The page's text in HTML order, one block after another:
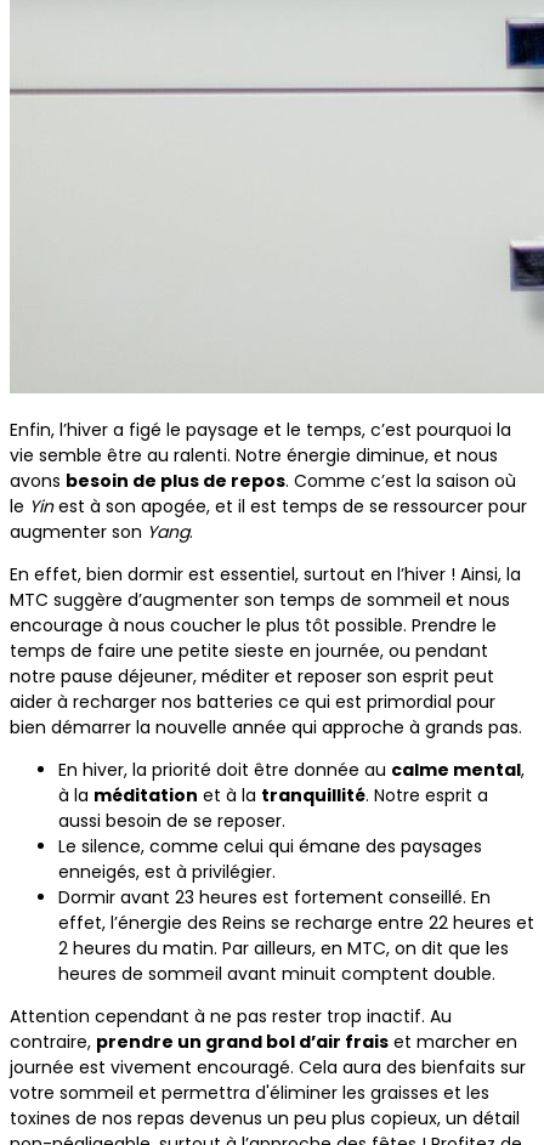
Enfin, l’hiver a figé le paysage et le temps, c’est pourquoi la
vie semble être au ralenti. Notre énergie diminue, et nous
avons besoin de plus de repos. Comme c’est la saison où
le Yinest à son apogée, et il est temps de se ressourcer pour
augmenter son Yang.
En effet, bien dormir est essentiel, surtout en l’hiver ! Ainsi, la
MTC suggère d’augmenter son temps de sommeil et nous
encourage à nous coucher le plus tôt possible. Prendre le
temps de faire une petite sieste en journée, ou pendant
notre pause déjeuner, méditer et reposer son esprit peut
aider à recharger nos batteries ce qui est primordial pour
bien démarrer la nouvelle année qui approche à grands pas.
En hiver, la priorité doit être donnée au calme mental,
à la méditation et à la tranquillité. Notre esprit a
aussi besoin de se reposer.
Le silence, comme celui qui émane des paysages
enneigés, est à privilégier.
Dormir avant 23 heures est fortement conseillé. En
effet, l’énergie des Reins se recharge entre 22 heures et
2 heures du matin. Par ailleurs, en MTC, on dit que les
heures de sommeil avant minuit comptent double.
Attention cependant à ne pas rester trop inactif. Au
contraire, prendre un grand bol d’air frais et marcher en
journée est vivement encouragé. Cela aura des bienfaits sur
votre sommeil et permettra d'éliminer les graisses et les
toxines de nos repas devenus un peu plus copieux, un détail